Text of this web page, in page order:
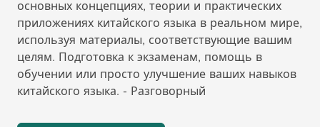
основных концепциях, теории и практических
приложениях китайского языка в реальном мире,
используя материалы, соответствующие вашим
целям. Подготовка к экзаменам, помощь в
обучении или просто улучшение ваших навыков
китайского языка. - Разговорный